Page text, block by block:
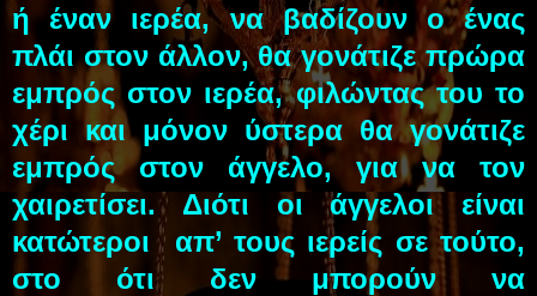
ή έναν ιερέα, να βαδίζουν ο ένας
πλάι στον άλλον, θα γονάτιζε πρώρα
εμπρός στον ιερέα, φιλώντας του το
χέρι και μόνον ύστερα θα γονάτιζε
εμπρός στον άγγελο, για να τον
χαιρετίσει. Διότι οι άγγελοι είναι
κατώτεροι απ’ τους ιερείς σε τούτο,
στο ότι δεν μπορούν να